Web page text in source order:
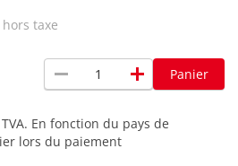
hors taxe
remove add Panier
En fonction du pays de
lors du paiement